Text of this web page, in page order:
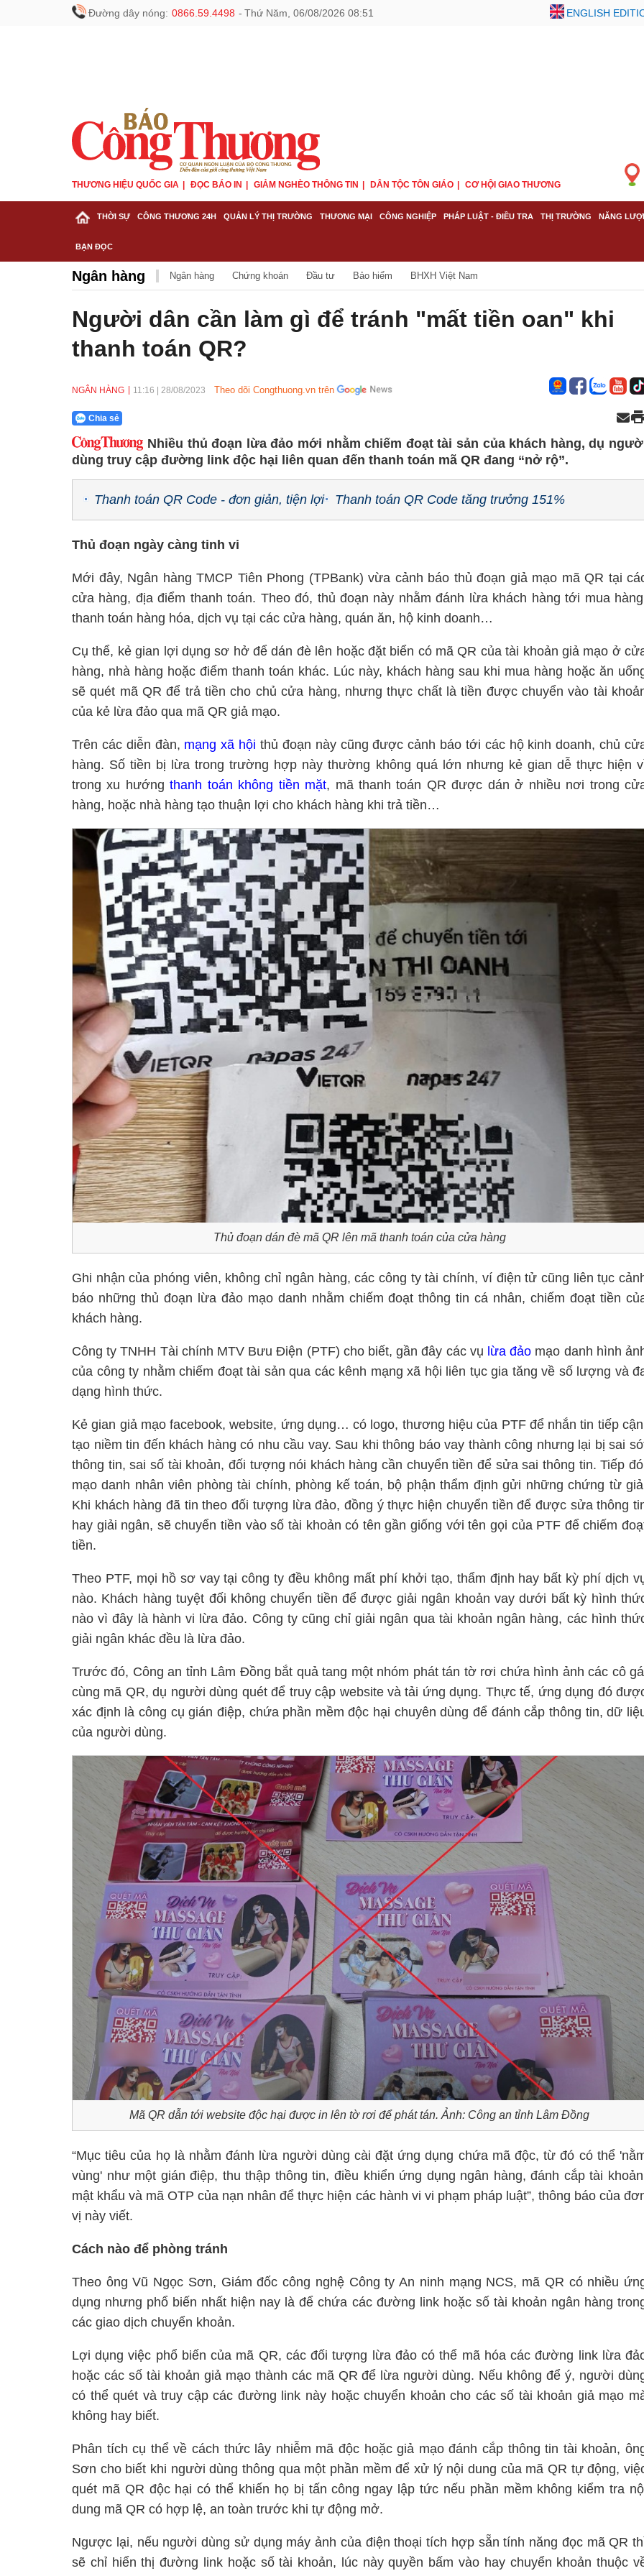
Đường dây nóng: 0866.59.4498 - Thứ Năm, 06/08/2026 08:51 ENGLISH
THƯƠNG HIỆU QUỐC GIA ĐỌC BÁO IN GIẢM NGHÈO THÔNG TIN DÂN TỘC TÔN GIÁO CƠ HỘI GIAO THƯƠNG
THỜI SỰ CÔNG THƯƠNG 24H QUẢN LÝ THỊ TRƯỜNG THƯƠNG MẠI CÔNG NGHIỆP PHÁP LUẬT - ĐIỀU TRA THỊ TRƯỜNG NĂNG
BẠN ĐỌC
Ngân hàng Ngân hàng Chứng khoán Đầu tư Bảo hiểm BHXH Việt Nam
Người dân cần làm gì để tránh "mất tiền oan" khi
thanh toán QR?
NGÂN HÀNG 11:16 28/08/2023 Theo dõi Congthuong.vn trên
Chia sẻ
Nhiều thủ đoạn lừa đảo mới nhằm chiếm đoạt tài sản của khách hàng, dụ
dùng truy cập đường link độc hại liên quan đến thanh toán mã QR đang “nở rộ”.
Thanh toán QR Code - đơn giản, tiện lợi Thanh toán QR Code tăng trưởng 151%
Thủ đoạn ngày càng tinh vi
Mới đây, Ngân hàng TMCP Tiên Phong (TPBank) vừa cảnh báo thủ đoạn giả mạo mã QR tại
cửa hàng, địa điểm thanh toán. Theo đó, thủ đoạn này nhằm đánh lừa khách hàng tới mua
thanh toán hàng hóa, dịch vụ tại các cửa hàng, quán ăn, hộ kinh doanh…
Cụ thể, kẻ gian lợi dụng sơ hở để dán đè lên hoặc đặt biển có mã QR của tài khoản giả mạo ở
hàng, nhà hàng hoặc điểm thanh toán khác. Lúc này, khách hàng sau khi mua hàng hoặc ăn
sẽ quét mã QR để trả tiền cho chủ cửa hàng, nhưng thực chất là tiền được chuyển vào tài
của kẻ lừa đảo qua mã QR giả mạo.
Trên các diễn đàn, mạng xã hội thủ đoạn này cũng được cảnh báo tới các hộ kinh doanh, chủ
hàng. Số tiền bị lừa trong trường hợp này thường không quá lớn nhưng kẻ gian dễ thực hiện
trong xu hướngthanh toán không tiền mặt, mã thanh toán QR được dán ở nhiều nơi trong
hàng, hoặc nhà hàng tạo thuận lợi cho khách hàng khi trả tiền…
Thủ đoạn dán đè mã QR lên mã thanh toán của cửa hàng
Ghi nhận của phóng viên, không chỉ ngân hàng, các công ty tài chính, ví điện tử cũng liên tục
báo những thủ đoạn lừa đảo mạo danh nhằm chiếm đoạt thông tin cá nhân, chiếm đoạt tiền
khách hàng.
Công ty TNHH Tài chính MTV Bưu Điện (PTF) cho biết, gần đây các vụ lừa đảo mạo danh hình
của công ty nhằm chiếm đoạt tài sản qua các kênh mạng xã hội liên tục gia tăng về số lượng và
dạng hình thức.
Kẻ gian giả mạo facebook, website, ứng dụng… có logo, thương hiệu của PTF để nhắn tin tiếp
tạo niềm tin đến khách hàng có nhu cầu vay. Sau khi thông báo vay thành công nhưng lại bị sai
thông tin, sai số tài khoản, đối tượng nói khách hàng cần chuyển tiền để sửa sai thông tin. Tiếp
mạo danh nhân viên phòng tài chính, phòng kế toán, bộ phận thẩm định gửi những chứng từ
Khi khách hàng đã tin theo đối tượng lừa đảo, đồng ý thực hiện chuyển tiền để được sửa thông
hay giải ngân, sẽ chuyển tiền vào số tài khoản có tên gần giống với tên gọi của PTF để chiếm
tiền.
Theo PTF, mọi hồ sơ vay tại công ty đều không mất phí khởi tạo, thẩm định hay bất kỳ phí dịch
nào. Khách hàng tuyệt đối không chuyển tiền để được giải ngân khoản vay dưới bất kỳ hình
nào vì đây là hành vi lừa đảo. Công ty cũng chỉ giải ngân qua tài khoản ngân hàng, các hình
giải ngân khác đều là lừa đảo.
Trước đó, Công an tỉnh Lâm Đồng bắt quả tang một nhóm phát tán tờ rơi chứa hình ảnh các cô
cùng mã QR, dụ người dùng quét để truy cập website và tải ứng dụng. Thực tế, ứng dụng đó
xác định là công cụ gián điệp, chứa phần mềm độc hại chuyên dùng để đánh cắp thông tin, dữ
của người dùng.
Mã QR dẫn tới website độc hại được in lên tờ rơi để phát tán. Ảnh: Công an tỉnh Lâm Đồng
“Mục tiêu của họ là nhằm đánh lừa người dùng cài đặt ứng dụng chứa mã độc, từ đó có thể
vùng' như một gián điệp, thu thập thông tin, điều khiển ứng dụng ngân hàng, đánh cắp tài
mật khẩu và mã OTP của nạn nhân để thực hiện các hành vi vi phạm pháp luật”, thông báo của
vị này viết.
Cách nào để phòng tránh
Theo ông Vũ Ngọc Sơn, Giám đốc công nghệ Công ty An ninh mạng NCS, mã QR có nhiều
dụng nhưng phổ biến nhất hiện nay là để chứa các đường link hoặc số tài khoản ngân hàng
các giao dịch chuyển khoản.
Lợi dụng việc phổ biến của mã QR, các đối tượng lừa đảo có thể mã hóa các đường link lừa
hoặc các số tài khoản giả mạo thành các mã QR để lừa người dùng. Nếu không để ý, người
có thể quét và truy cập các đường link này hoặc chuyển khoản cho các số tài khoản giả mạo
không hay biết.
Phân tích cụ thể về cách thức lây nhiễm mã độc hoặc giả mạo đánh cắp thông tin tài khoản,
Sơn cho biết khi người dùng thông qua một phần mềm để xử lý nội dung của mã QR tự động,
quét mã QR độc hại có thể khiến họ bị tấn công ngay lập tức nếu phần mềm không kiểm tra
dung mã QR có hợp lệ, an toàn trước khi tự động mở.
Ngược lại, nếu người dùng sử dụng máy ảnh của điện thoại tích hợp sẵn tính năng đọc mã QR
sẽ chỉ hiển thị đường link hoặc số tài khoản, lúc này quyền bấm vào hay chuyển khoản thuộc